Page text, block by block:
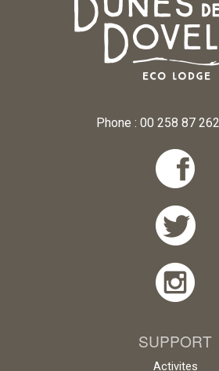
Phone : 00 258 87
SUPPORT
Activites